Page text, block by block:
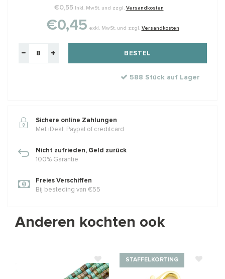
€0,55 Inkl. MwSt. und zzgl. Versandkosten
€0,45 exkl. MwSt. und zzgl. Versandkosten
BESTEL
588 Stück auf Lager
Sichere online Zahlungen
Met iDeal, Paypal of creditcard
Nicht zufrieden, Geld zurück
100% Garantie
Freies Verschiffen
Bij besteding van €55
Anderen kochten ook
STAFFELKORTING